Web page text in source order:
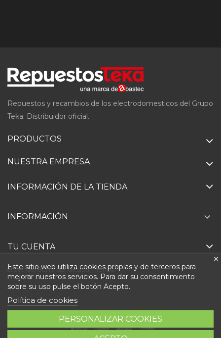
Repuestos y recambios de los electrodomesticos del Grupo
Teka. Distribuidor oficial.
PRODUCTOS
NUESTRA EMPRESA
INFORMACIÓN DE LA TIENDA
Este sitio web utiliza cookies propias y de terceros para
mejorar nuestros servicios. Para dar su consentimiento
sobre su uso pulse el botón Acepto.
Política de cookies
PERSONALIZAR COOKIES
INFORMACIÓN 
TU CUENTA
Ejercer derecho de desistimiento